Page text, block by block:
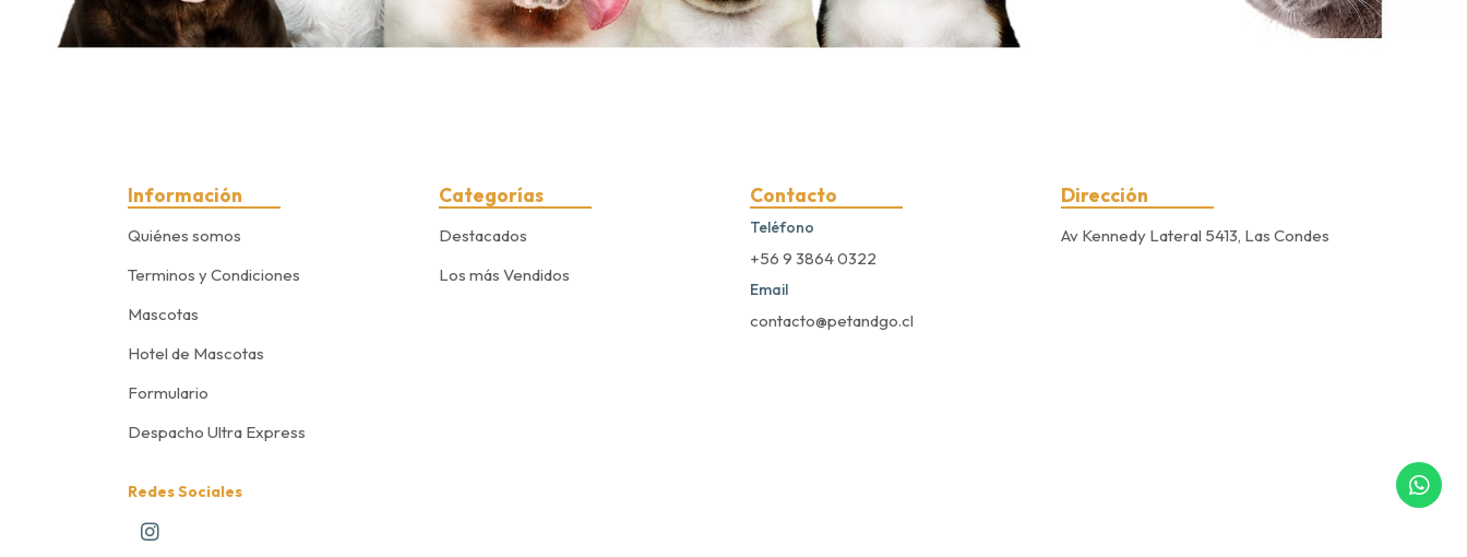
Información
Quiénes somos
Terminos y Condiciones
Mascotas
Hotel de Mascotas
Formulario
Despacho Ultra Express
Categorías
Destacados
Los más Vendidos
Contacto
Teléfono
+56 9 3864 0322
Email
contacto@petandgo.cl
Dirección
Av Kennedy Lateral 5413, Las Condes
Redes Sociales